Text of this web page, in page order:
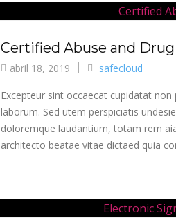
Certified Abuse and
abril 18, 2019 safecloud
Excepteur sint occaecat cupidatat
laborum. Sed utem perspiciatis
doloremque laudantium, totam rem
architecto beatae vitae dictaed quia